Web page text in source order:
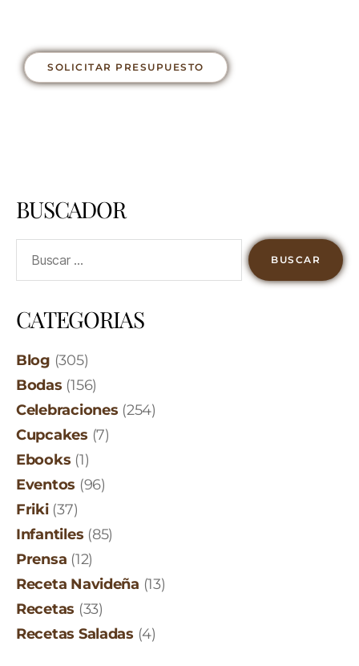
SOLICITAR PRESUPUESTO
BUSCADOR
CATEGORIAS
Blog (305)
Bodas (156)
Celebraciones (254)
Cupcakes (7)
Ebooks (1)
Eventos (96)
Friki(37)
Infantiles (85)
Prensa (12)
Receta Navideña (13)
Recetas (33)
Recetas Saladas (4)